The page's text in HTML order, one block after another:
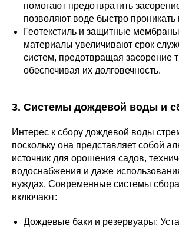
помогают предотвратить
позволяют воде быстро проникать
Геотекстиль и защитные
материалы увеличивают срок
систем, предотвращая засорение
обеспечивая их долговечность.
3. Системы дождевой воды и
Интерес к сбору дождевой воды
поскольку она представляет собой
источник для орошения садов,
водоснабжения и даже
нуждах. Современные системы
включают:
Дождевые баки и резервуары: